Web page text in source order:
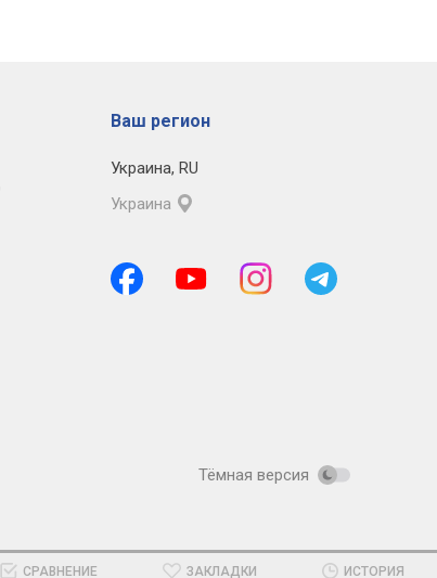
Ваш регион
Украина, RU
Украина
Тёмная версия
СРАВНЕНИЕ ЗАКЛАДКИ ИСТОРИЯ